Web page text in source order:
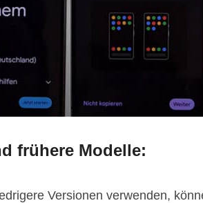
frühere Modelle:
Versionen verwenden,